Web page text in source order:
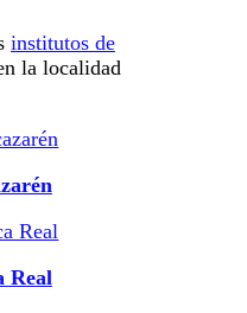
institutos de
la localidad
Real